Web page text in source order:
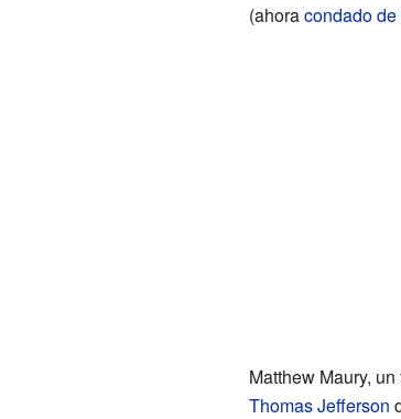
(ahoracondado
Matthew Maury,
Thomas Jefferson